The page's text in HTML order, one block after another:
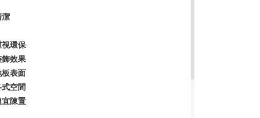
潔
視環保
飾效果
板表面
空間
宜陳置